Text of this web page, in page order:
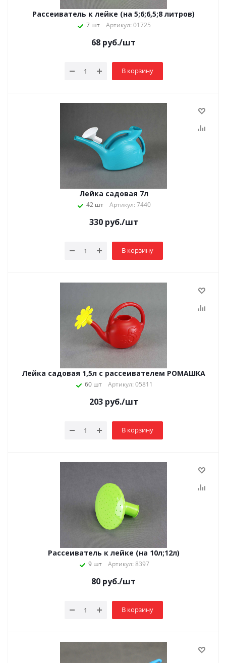
Рассеиватель к лейке (на 5;6;6,5;8 литров)
7 шт Артикул: 01725
68 руб./шт
В корзину
Лейка садовая 7л
42 шт Артикул: 7440
330руб./шт
В корзину
Лейка садовая 1,5л с рассеивателем РОМАШКА
60 шт Артикул: 05811
203руб./шт
В корзину
Рассеиватель к лейке (на 10л;12л)
9 шт Артикул: 8397
80 руб./шт
В корзину